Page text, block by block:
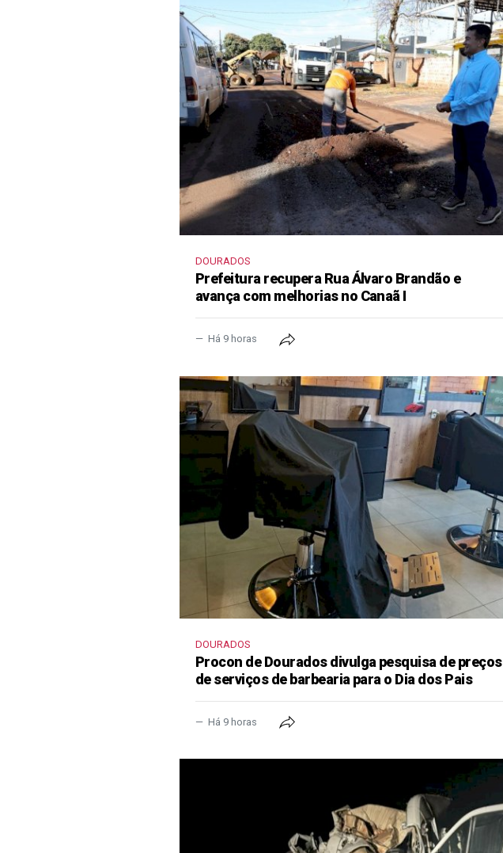
DOURADOS
Prefeitura recupera Rua Álvaro Brandão e
avança com melhorias no Canaã I
Há 9 horas
DOURADOS
Procon de Dourados divulga pesquisa de preços
de serviços de barbearia para o Dia dos Pais
Há 9 horas